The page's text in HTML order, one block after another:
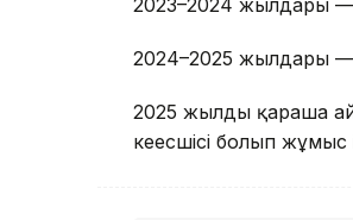
2024–2025 жылдары —
2025 жылдың қараша
кеңесшісі болып жұмыс